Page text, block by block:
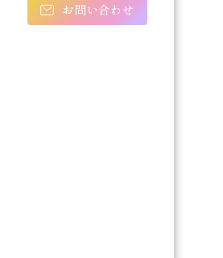
お問い合わせ